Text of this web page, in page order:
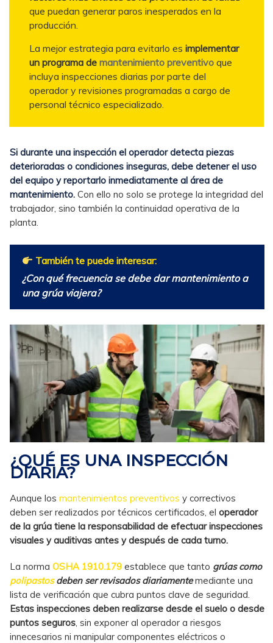
que puedan generar paros inesperados en la
producción.
La mejor estrategia para evitarlo es implementar
un programa de mantenimiento preventivoque
incluya inspecciones diarias por parte del
operador y revisiones programadas a cargo de
personal técnico especializado.
Si durante una inspección el operador detecta piezas
deterioradas o condiciones inseguras, debe detener el uso
del equipo y reportarlo inmediatamente al área de
mantenimiento. Con ello no solo se protege la integridad del
trabajador, sino también la continuidad operativa de la
planta.
También te puede interesar:
¿Conqué frecuencia se debe dar mantenimiento a
una grúa viajera?
¿QUÉ ES UNA INSPECCIÓN
DIARIA?
Aunque los mantenimientos preventivos y correctivos
deben ser realizados por técnicos certificados, el operador
de la grúa tiene la responsabilidad de efectuar inspecciones
visuales y auditivas antes y después de cada turno.
La norma OSHA 1910.179establece que tanto grúas como
polipastosdeben ser revisados diariamentemediante una
lista de verificación que cubra puntos clave de seguridad.
Estas inspecciones deben realizarse desde el suelo o desde
puntos seguros, sin exponer al operador a riesgos
innecesarios ni manipular componentes eléctricos o